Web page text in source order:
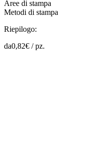
Aree di stampa
Metodi di stampa
Riepilogo:
da0,82€ /pz.